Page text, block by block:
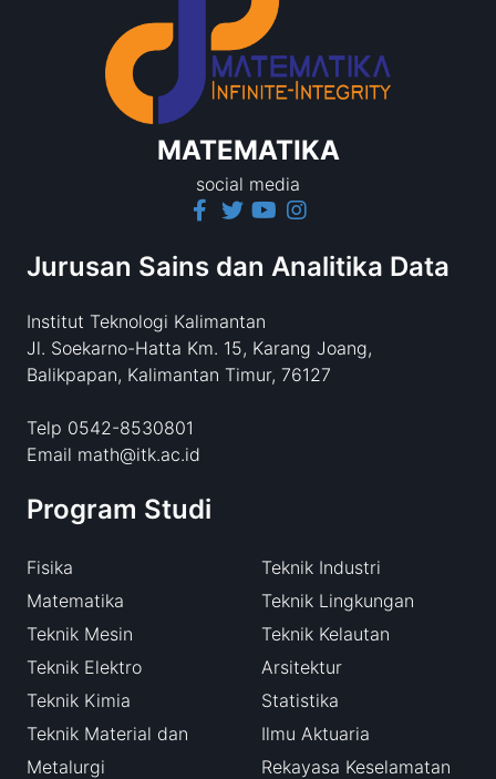
MATEMATIKA
social media
Jurusan Sains dan Analitika Data
Institut Teknologi Kalimantan
Jl. Soekarno-Hatta Km. 15, Karang Joang,
Balikpapan, Kalimantan Timur, 76127
Telp 0542-8530801
Email math@itk.ac.id
Program Studi
Fisika
Matematika
Teknik Mesin
Teknik Elektro
Teknik Kimia
Teknik Material dan
Metalurgi
Teknik Industri
Teknik Lingkungan
Teknik Kelautan
Arsitektur
Statistika
Ilmu Aktuaria
Rekayasa Keselamatan